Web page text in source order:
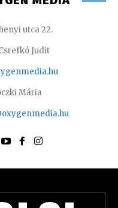
utca 22.
Judit
Mária